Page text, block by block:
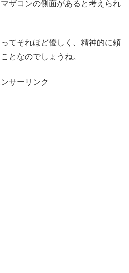
ザコンの側面があると考えられ
てそれほど優しく、精神的に頼
となのでしょうね。
サーリンク